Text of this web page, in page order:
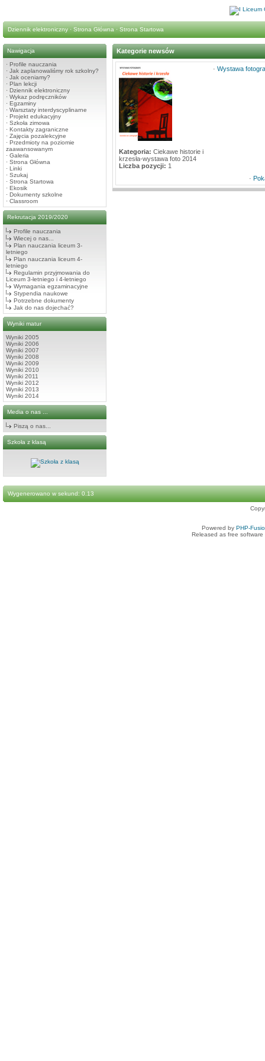
Dziennik elektroniczny · Strona Główna · Strona Startowa
Nawigacja
· Profile nauczania
· Jak zaplanowaliśmy rok szkolny?
· Jak oceniamy?
· Plan lekcji
· Dziennik elektroniczny
· Wykaz podręczników
· Egzaminy
· Warsztaty interdyscyplinarne
· Projekt edukacyjny
· Szkoła zimowa
· Kontakty zagraniczne
· Zajęcia pozalekcyjne
· Przedmioty na poziomie
zaawansowanym
· Galeria
· Strona Główna
· Linki
· Szukaj
· Strona Startowa
· Ekosik
· Dokumenty szkolne
· Classroom
Rekrutacja 2019/2020
Profile nauczania
Wiecej o nas...
Plan nauczania liceum 3-
letniego
Plan nauczania liceum 4-
letniego
Regulamin przyjmowania do
Liceum 3-letniego i 4-letniego
Wymagania egzaminacyjne
Stypendia naukowe
Potrzebne dokumenty
Jak do nas dojechać?
Wyniki matur
Wyniki 2005
Wyniki 2006
Wyniki 2007
Wyniki 2008
Wyniki 2009
Wyniki 2010
Wyniki 2011
Wyniki 2012
Wyniki 2013
Wyniki 2014
Media o nas ...
Piszą o nas...
Szkoła z klasą
Kategorie newsów
Kategoria: Ciekawe historie i
krzesła-wystawa foto 2014
Liczba pozycji: 1
· Wystawa
·
Wygenerowano w sekund: 0.13
Powered by PHP-
Released as free